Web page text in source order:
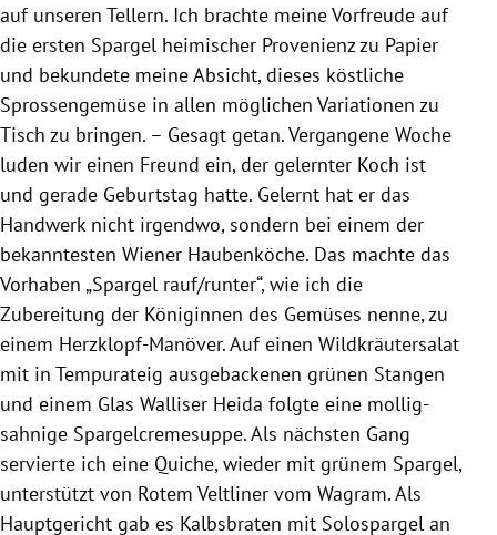
Untermenü
Untermenü
Untermenü
Untermenü
auf unseren Tellern. Ich brachte meine Vorfreude auf
die ersten Spargel heimischer Provenienz zu Papier
und bekundete meine Absicht, dieses köstliche
Sprossengemüse in allen möglichen Variationen zu
Tisch zu bringen. – Gesagt getan. Vergangene Woche
luden wir einen Freund ein, der gelernter Koch ist
und gerade Geburtstag hatte. Gelernt hat er das
Handwerk nicht irgendwo, sondern bei einem der
bekanntesten Wiener Haubenköche. Das machte das
Vorhaben „Spargel rauf/runter“, wie ich die
Zubereitung der Königinnen des Gemüses nenne, zu
einem Herzklopf-Manöver. Auf einen Wildkräutersalat
mit in Tempurateig ausgebackenen grünen Stangen
und einem Glas Walliser Heida folgte eine mollig-
sahnige Spargelcremesuppe. Als nächsten Gang
servierte ich eine Quiche, wieder mit grünem Spargel,
unterstützt von Rotem Veltliner vom Wagram. Als
Hauptgericht gab es Kalbsbraten mit Solospargel an